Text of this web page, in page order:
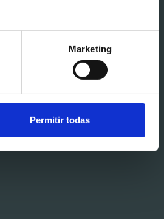
Marketing
Permitir todas